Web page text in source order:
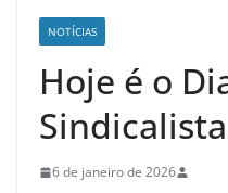
NOTÍCIAS
Hoje é o
6 de janeiro de 2026